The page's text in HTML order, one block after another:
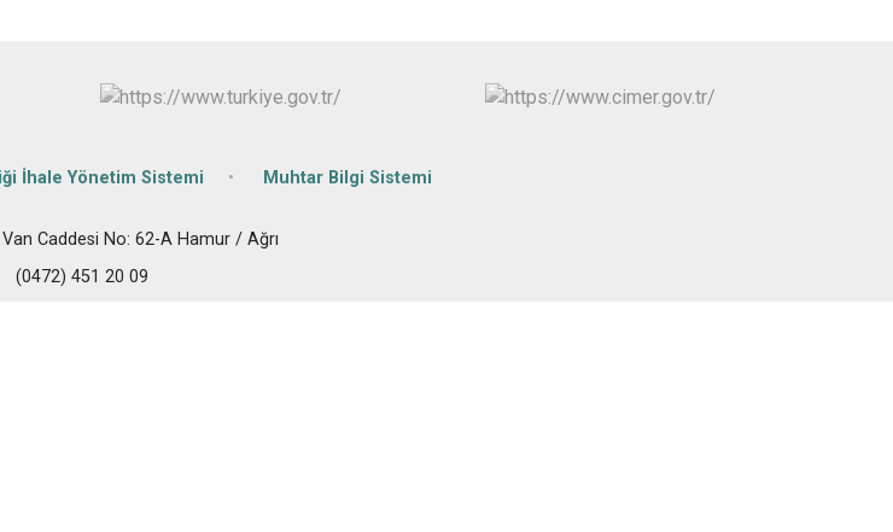
İhale Yönetim Sistemi Muhtar Bilgi Sistemi
Caddesi No: 62-A Hamur / Ağrı
(0472) 451 20 09